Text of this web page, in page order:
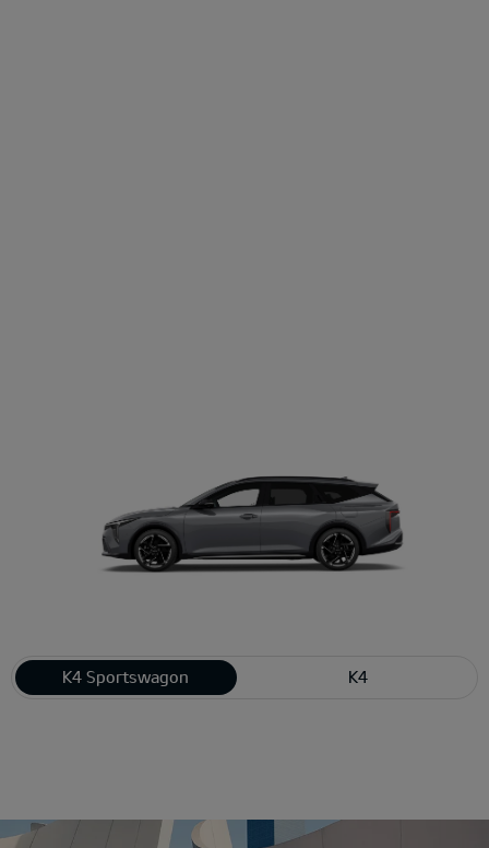
K4 Sportswagon K4